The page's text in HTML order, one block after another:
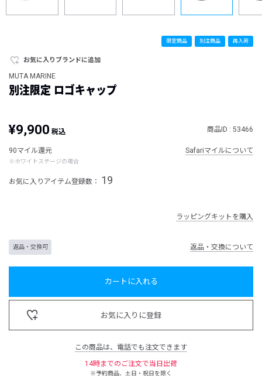
再入荷
別注商品
限定商品
お気に入りブランドに追加
MUTA MARINE
別注限定 ロゴキャップ
¥9,900 税込 商品ID : 53466
90マイル還元
※ホワイトステージの場合
Safariマイルについて
お気に入りアイテム登録数： 19
ラッピングキットを購入
返品・交換可 返品・交換について
カートに入れる
お気に入りに登録
この商品は、電話でも注文できます
14時までのご注文で当日出荷
※予約商品、土日・祝日を除く